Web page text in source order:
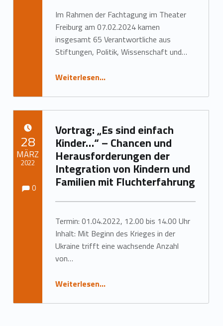
g
:
n
k
ü
n
Im Rahmen der Fachtagung im Theater
Freiburg am 07.02.2024 kamen
insgesamt 65 Verantwortliche aus
Stiftungen, Politik, Wissenschaft und…
Weiterlesen“Auftaktveranstaltung in Freiburg: Initiierung einer Landeskoordinierungsstelle für BW”
…
Vortrag: „Es sind einfach
Kinder…“ – Chancen und
Herausforderungen der
Integration von Kindern und
Familien mit Fluchterfahrung
Termin: 01.04.2022, 12.00 bis 14.00 Uhr
Inhalt: Mit Beginn des Krieges in der
Ukraine trifft eine wachsende Anzahl
von…
Weiterlesen“Vortrag: „Es sind einfach Kinder…“ – Chancen und Herausforderungen der Integration von Kindern und Familien mit Fluchterfahrung”
…
VERFASST AM:28
MÄRZ
2022
Kommentare:
Kommentare:
0